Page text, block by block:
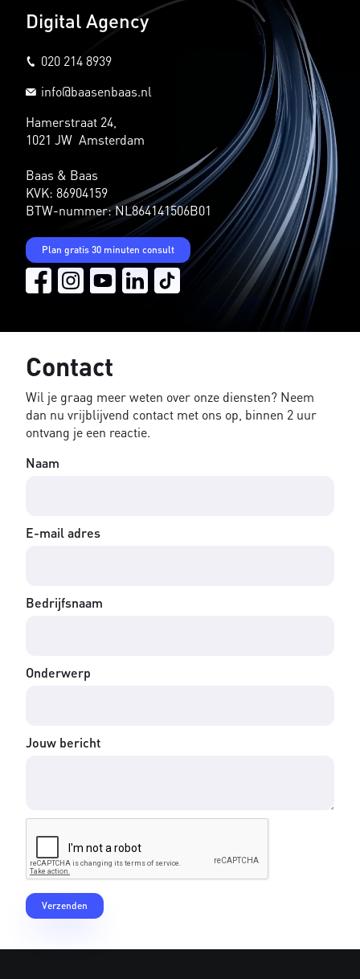
Digital Agency
020 214 8939
info@baasenbaas.nl
Hamerstraat 24,
1021 JW Amsterdam
Baas & Baas
KVK: 86904159
BTW-nummer: NL864141506B01
Plan gratis 30 minuten consult
Contact
Wil je graag meer weten over onze diensten? Neem
dan nu vrijblijvend contact met ons op, binnen 2 uur
ontvang je een reactie.
Naam
E-mail adres
Bedrijfsnaam
Onderwerp
Jouw bericht